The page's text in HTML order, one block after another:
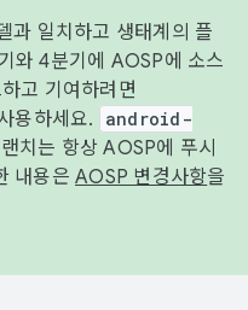
과 일치하고 생태계의 플
와 4분기에 AOSP에 소스
고 기여하려면
용하세요.
android-
치는 항상 AOSP에 푸시
내용은 AOSP 변경사항을